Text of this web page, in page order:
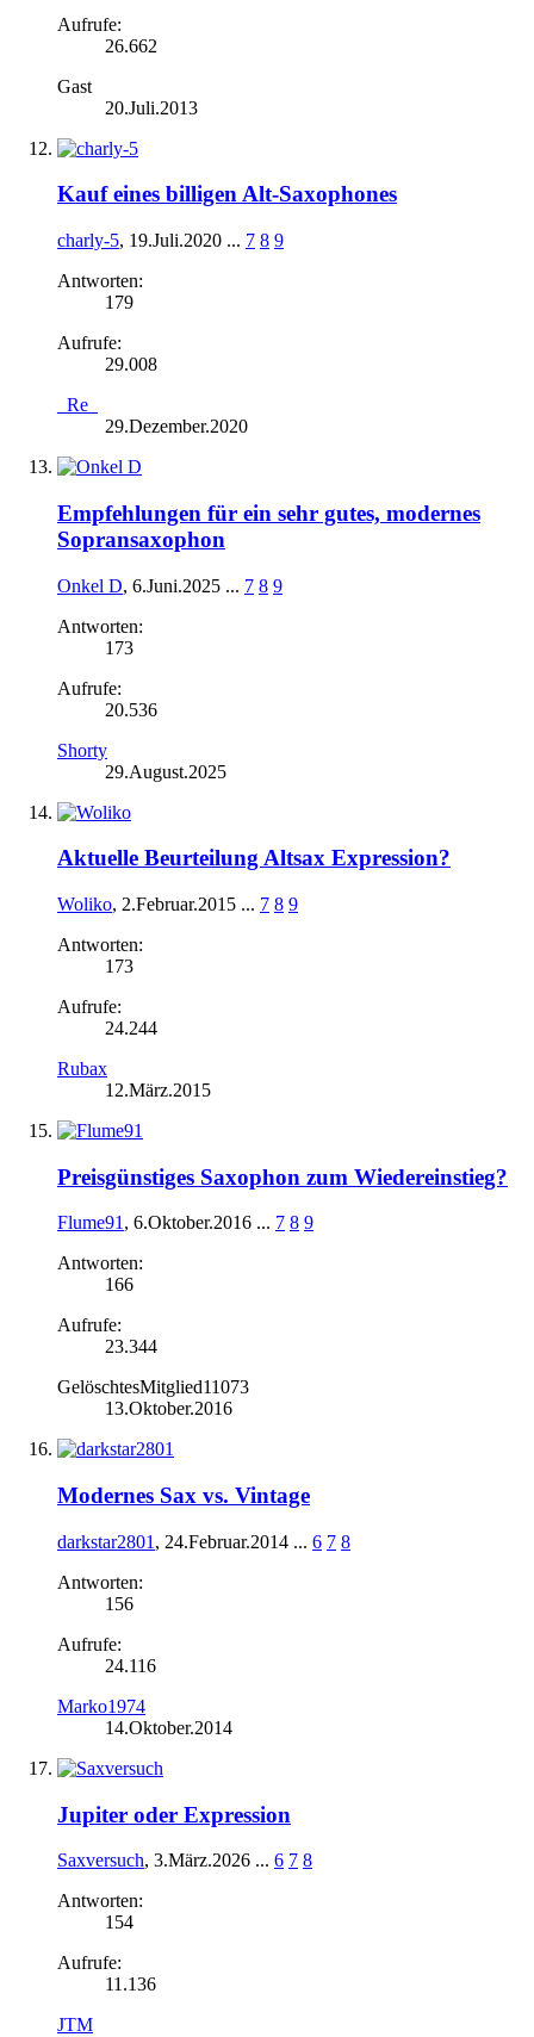
Aufrufe:
26.662
Gast
20.Juli.2013
Kauf eines billigen Alt-Saxophones
charly-5, 19.Juli.2020 ... 7 8 9
Antworten:
179
Aufrufe:
29.008
_Re_
29.Dezember.2020
Empfehlungen für ein sehr gutes, modernes
Sopransaxophon
Onkel D, 6.Juni.2025 ... 7 8 9
Antworten:
173
Aufrufe:
20.536
Shorty
29.August.2025
Aktuelle Beurteilung Altsax Expression?
Woliko, 2.Februar.2015 ... 7 8 9
Antworten:
173
Aufrufe:
24.244
Rubax
12.März.2015
Preisgünstiges Saxophon zum Wiedereinstieg?
Flume91, 6.Oktober.2016 ... 7 8 9
Antworten:
166
Aufrufe:
23.344
GelöschtesMitglied11073
13.Oktober.2016
Modernes Sax vs. Vintage
darkstar2801 , 24.Februar.2014 ... 6 7 8
Antworten:
156
Aufrufe:
24.116
Marko1974
14.Oktober.2014
Jupiter oder Expression
Saxversuch, 3.März.2026 ... 6 7 8
Antworten:
154
Aufrufe:
11.136
JTM